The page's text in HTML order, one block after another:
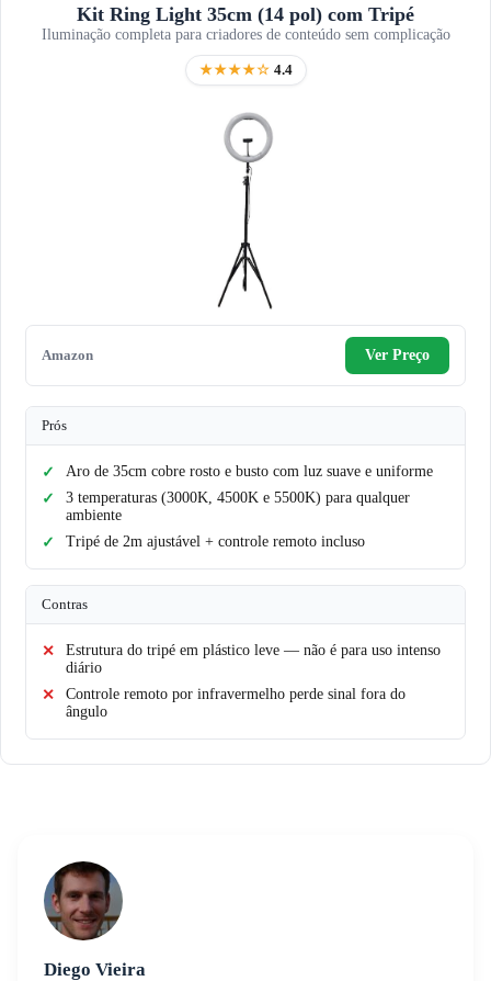
Kit Ring Light 35cm (14 pol) com Tripé
Iluminação completa para criadores de conteúdo sem complicação
★★★★☆ 4.4
Amazon Ver Preço
Prós
Aro de 35cm cobre rosto e busto com luz suave e uniforme
3 temperaturas (3000K, 4500K e 5500K) para qualquer
ambiente
Tripé de 2m ajustável + controle remoto incluso
Contras
Estrutura do tripé em plástico leve — não é para uso intenso
diário
Controle remoto por infravermelho perde sinal fora do
ângulo
Diego Vieira